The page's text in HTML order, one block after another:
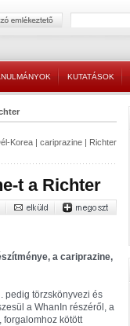
KUTATÁSOK
Korea | cariprazine | Richter
t a Richter
a cariprazine,
pedig törzskönyvezi és
a WhanIn részéről, a
forgalomhoz kötött